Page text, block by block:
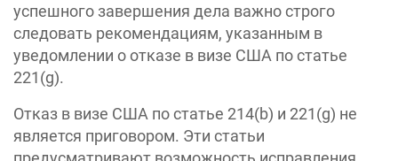
успешного завершения дела важно строго
следовать рекомендациям, указанным в
уведомлении о отказе в визе США по статье
221(g).
Отказ в визе США по статье 214(b) и 221(g) не
является приговором. Эти статьи